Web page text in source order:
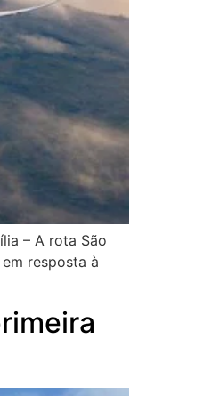
– A rota São
resposta à